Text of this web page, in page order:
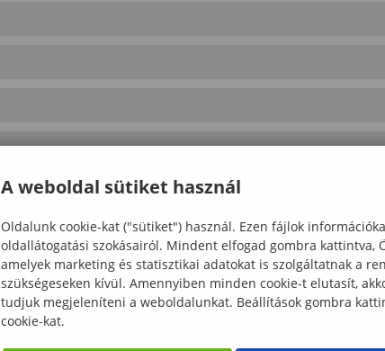
A weboldal sütiket használ
Oldalunk cookie-kat ("sütiket") használ. Ezen fájlok
oldallátogatási szokásairól. Mindent elfogad gombra kattintva,
amelyek marketing és statisztikai adatokat is szolgáltatnak a
szükségeseken kívül. Amennyiben minden cookie-t elutasít,
tudjuk megjeleníteni a weboldalunkat. Beállítások gombra
cookie-kat.